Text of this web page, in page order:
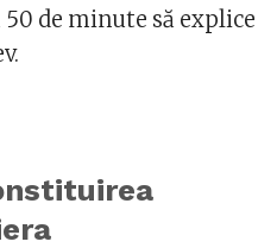
de minute să explice